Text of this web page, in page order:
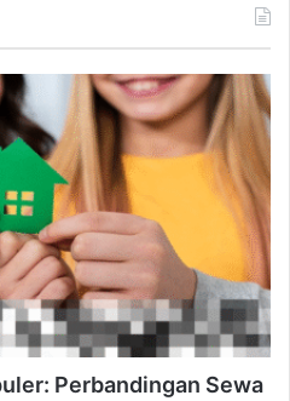
Perbandingan Sewa